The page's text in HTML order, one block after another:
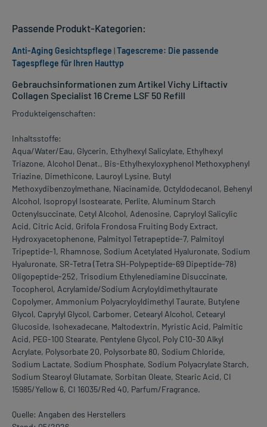
Gebrauchsinformationen zum Artikel Vichy Liftactiv
Collagen Specialist 16 Creme LSF 50 Refill
Produkteigenschaften:
Inhaltsstoffe:
Aqua/Water/Eau, Glycerin, Ethylhexyl Salicylate, Ethylhexyl
Triazone, Alcohol Denat., Bis-Ethylhexyloxyphenol Methoxyphenyl
Triazine, Dimethicone, Lauroyl Lysine, Butyl
Methoxydibenzoylmethane, Niacinamide, Octyldodecanol, Behenyl
Alcohol, Isopropyl Isostearate, Perlite, Aluminum Starch
Octenylsuccinate, Cetyl Alcohol, Adenosine, Capryloyl Salicylic
Acid, Citric Acid, Grifola Frondosa Fruiting Body Extract,
Hydroxyacetophenone, Palmityol Tetrapeptide-7, Palmitoyl
Tripeptide-1, Rhamnose, Sodium Acetylated Hyaluronate, Sodium
Hyaluronate, SR-Tetra (Tetra SH-Polypeptide-69 Dipeptide-78)
Oligopeptide-252, Trisodium Ethylenediamine Disuccinate,
Tocopherol, Acrylamide/Sodium Acryloyldimethyltaurate
Copolymer, Ammonium Polyacryloyldimethyl Taurate, Butylene
Glycol, Caprylyl Glycol, Carbomer, Cetearyl Alcohol, Cetearyl
Glucoside, Isohexadecane, Maltodextrin, Myristic Acid, Palmitic
Acid, PEG-100 Stearate, Pentylene Glycol, Poly C10-30 Alkyl
Acrylate, Polysorbate 20, Polysorbate 80, Sodium Chloride,
Sodium Lactate, Sodium Phosphate, Sodium Polyacrylate Starch,
Sodium Stearoyl Glutamate, Sorbitan Oleate, Stearic Acid, CI
15985/Yellow 6, CI 16035/Red 40, Parfum/Fragrance.
Quelle: Angaben des Herstellers
Passende Produkt-Kategorien:
Anti-Aging Gesichtspflege |Tagescreme: Die passende
Tagespflege für Ihren Hauttyp